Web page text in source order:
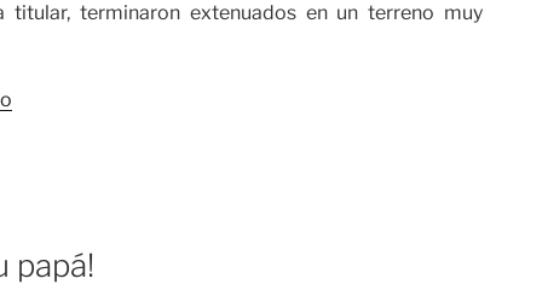
titular, terminaron extenuados en un terreno muy
papá!